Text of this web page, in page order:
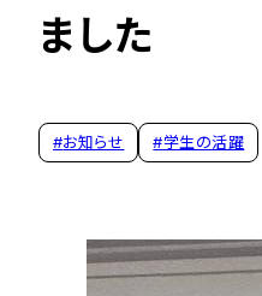
ました
#お知らせ #学生の活躍